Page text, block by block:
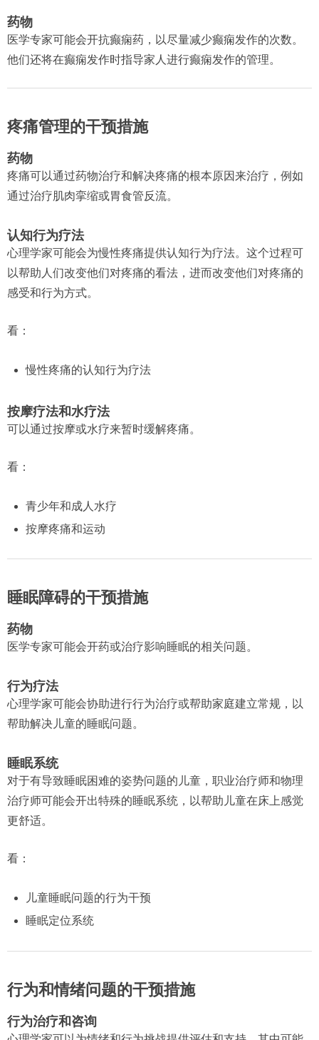
药物
医学专家可能会开抗癫痫药，以尽量减少癫痫发作的次数。
他们还将在癫痫发作时指导家人进行癫痫发作的管理。
疼痛管理的干预措施
药物
疼痛可以通过药物治疗和解决疼痛的根本原因来治疗，例如
通过治疗肌肉挛缩或胃食管反流。
认知行为疗法
心理学家可能会为慢性疼痛提供认知行为疗法。这个过程可
以帮助人们改变他们对疼痛的看法，进而改变他们对疼痛的
感受和行为方式。
看：
慢性疼痛的认知行为疗法
按摩疗法和水疗法
可以通过按摩或水疗来暂时缓解疼痛。
看：
青少年和成人水疗
按摩疼痛和运动
睡眠障碍的干预措施
药物
医学专家可能会开药或治疗影响睡眠的相关问题。
行为疗法
心理学家可能会协助进行行为治疗或帮助家庭建立常规，以
帮助解决儿童的睡眠问题。
睡眠系统
对于有导致睡眠困难的姿势问题的儿童，职业治疗师和物理
治疗师可能会开出特殊的睡眠系统，以帮助儿童在床上感觉
更舒适。
看：
儿童睡眠问题的行为干预
睡眠定位系统
行为和情绪问题的干预措施
行为治疗和咨询